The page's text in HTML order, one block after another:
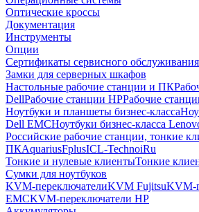
Оптические кроссы
Документация
Инструменты
Опции
Сертификаты сервисного обслуживания
Замки для серверных шкафов
Настольные рабочие станции и ПК
DellРабочие станции HPРабочие
Ноутбуки и планшеты бизнес-класса
Dell EMCНоутбуки бизнес-класса
Российские рабочие станции, тонкие
ПКAquariusFplusICL-TechnoiRu
Тонкие и нулевые клиентыТонкие
Сумки для ноутбуков
KVM-переключателиKVM FujitsuKVM-
EMCKVM-переключатели HP